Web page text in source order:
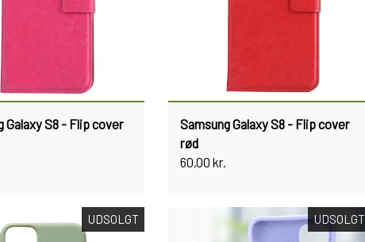
Galaxy S8 - Flip cover
Samsung Galaxy S8 - Flip cover
rød
60,00 kr.
UDSOLGT UDSOLGT